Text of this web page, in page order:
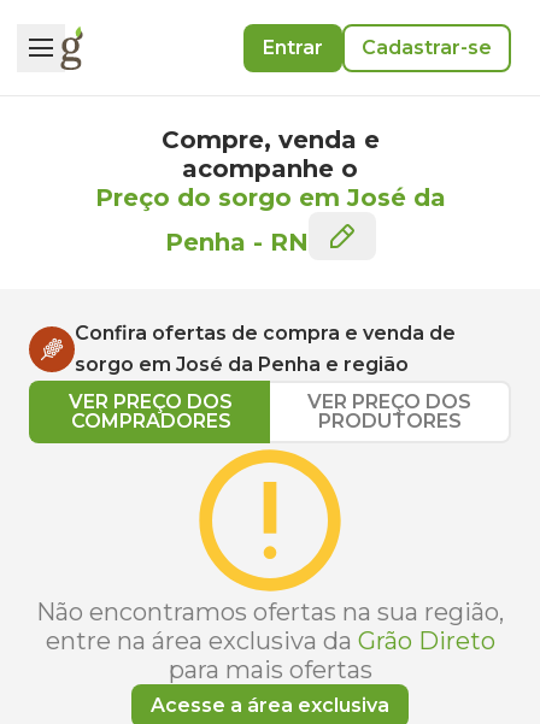
Entrar Cadastrar-se
Compre, venda e
acompanhe o
Preço do sorgo em José da
Penha - RN
Confira ofertas de compra e venda de
sorgo em José da Penha e região
VER PREÇO DOS
COMPRADORES
VER PREÇO DOS
PRODUTORES
Não encontramos ofertas na sua região,
entre na área exclusiva da Grão Direto
para mais ofertas
Acesse a área exclusiva